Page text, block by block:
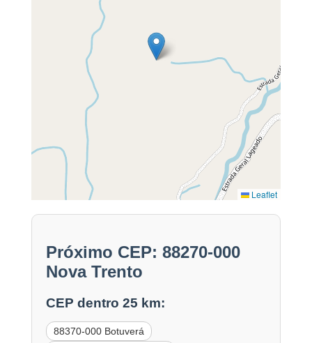
Leaflet
Próximo CEP: 88270-000
Nova Trento
CEP dentro 25 km:
88370-000 Botuverá